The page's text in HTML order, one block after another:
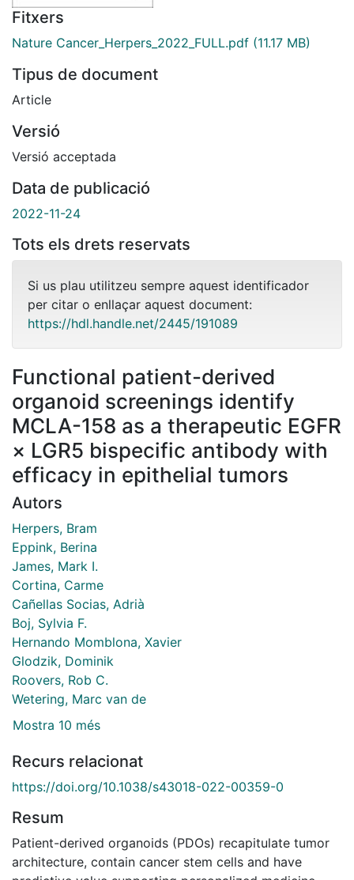
Fitxers
Nature Cancer_Herpers_2022_FULL.pdf (11.17 MB)
Tipus de document
Article
Versió
Versió acceptada
Data de publicació
2022-11-24
Tots els drets reservats
Si us plau utilitzeu sempre aquest identificador
per citar o enllaçar aquest document:
https://hdl.handle.net/2445/191089
Functional patient-derived
organoid screenings identify
MCLA-158 as a therapeutic EGFR
× LGR5 bispecific antibody with
efficacy in epithelial tumors
Autors
Herpers, Bram
Eppink, Berina
James, Mark I.
Cortina, Carme
Cañellas Socias, Adrià
Boj, Sylvia F.
Hernando Momblona, Xavier
Glodzik, Dominik
Roovers, Rob C.
Wetering, Marc van de
Mostra 10 més
Recurs relacionat
https://doi.org/10.1038/s43018-022-00359-0
Resum
Patient-derived organoids (PDOs) recapitulate tumor
architecture, contain cancer stem cells and have